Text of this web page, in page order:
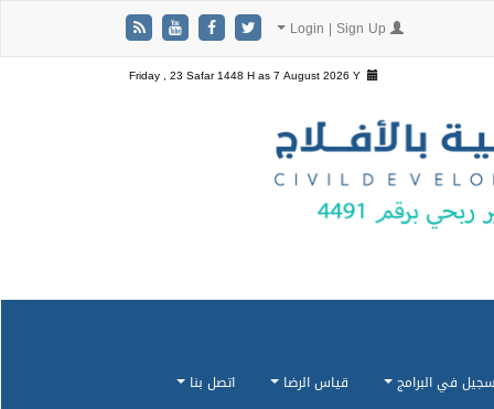
Friday , 23 Safar 1448 H as7 August 2026 Y
في البرامج قياس الرضا اتصل بنا